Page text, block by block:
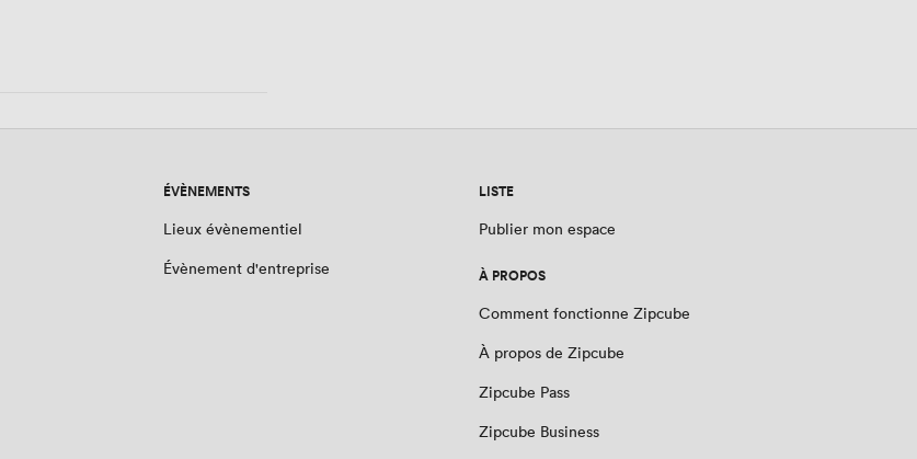
ÉVÈNEMENTS
Lieux évènementiel
Évènement d'entreprise
LISTE
Publier mon espace
À PROPOS
Comment fonctionne Zipcube
À propos de Zipcube
Zipcube Pass
Zipcube Business